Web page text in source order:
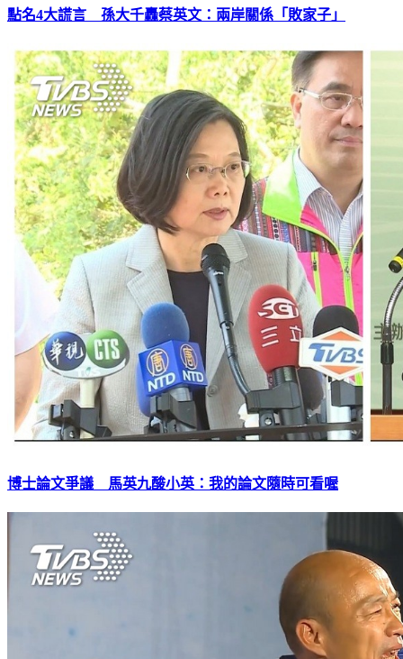
點名4大謊言 孫大千轟蔡英文：兩岸關係「敗家子」
博士論文爭議 馬英九酸小英：我的論文隨時可看喔